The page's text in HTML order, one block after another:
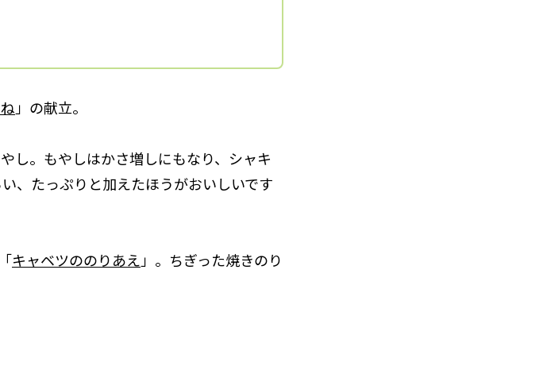
」の献立。
し。もやしはかさ増しにもなり、シャキ
、たっぷりと加えたほうがおいしいです
キャベツののりあえ 」。ちぎった焼きのり